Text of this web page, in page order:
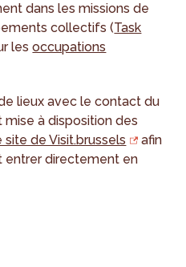
dans les missions de
collectifs (Task
lesoccupations
lieux avec le contact du
mise à disposition des
site de Visit.brussels
afin
entrer directement en